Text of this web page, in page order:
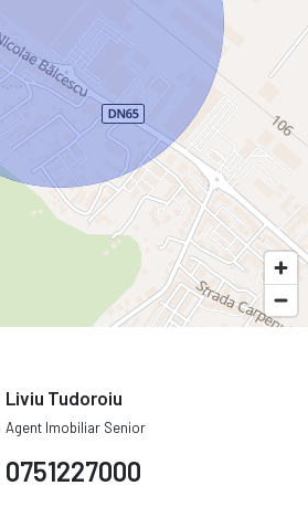
Liviu Tudoroiu
Agent Imobiliar Senior
0751227000